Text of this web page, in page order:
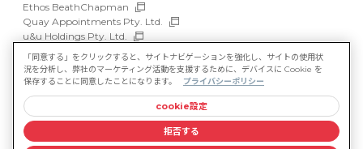
Ethos BeathChapman
Quay Appointments Pty. Ltd.
u&u Holdings Pty. Ltd.
DFP Recruitment Holdings Pty. Ltd.
Asia Recruit Holdings Sdn.Bhd.
WILLOF Vietnam Company Limited
サイトマップ
マルチステークホルダー方針
情報セキュリティ基本方針
プライバシーポリシー
「同意する」をクリックすると、サイトナビゲーションを強化し、サイトの使用状
況を分析し、弊社のマーケティング活動を支援するために、デバイスに Cookie を
保存することに同意したことになります。
プライバシーポリシー
cookie設定
拒否する